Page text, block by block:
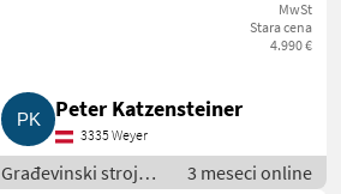
MwSt
Stara cena
4.990 €
Peter Katzensteiner
3335 Weyer
Građevinski strojevi
3 meseci online